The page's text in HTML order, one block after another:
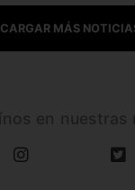
CARGAR MÁS